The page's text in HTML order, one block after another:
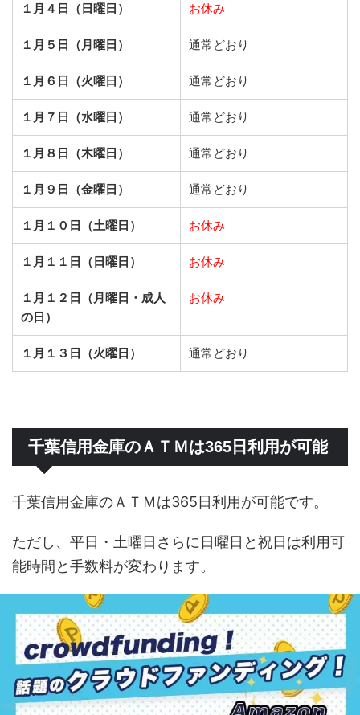
１月４日（日曜日） お休み
１月５日（月曜日） 通常どおり
１月６日（火曜日） 通常どおり
１月７日（水曜日） 通常どおり
１月８日（木曜日） 通常どおり
１月９日（金曜日） 通常どおり
１月１０日（土曜日） お休み
１月１１日（日曜日） お休み
１月１２日（月曜日・成人
の日）
お休み
１月１３日（火曜日） 通常どおり
千葉信用金庫のＡＴＭは365日利用が可能
千葉信用金庫のＡＴＭは365日利用が可能です。
ただし、平日・土曜日さらに日曜日と祝日は利用可
能時間と手数料が変わります。